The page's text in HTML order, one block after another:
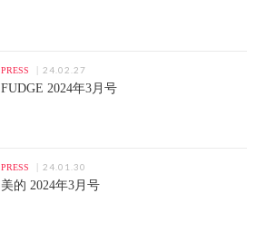
PRESS 24.02.27
FUDGE 2024年3月号
PRESS 24.01.30
美的 2024年3月号